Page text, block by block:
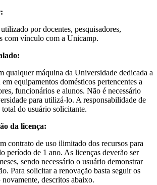
por docentes, pesquisadores,
com vínculo com a Unicamp.
qualquer máquina da Universidade dedicada a
equipamentos domésticos pertencentes a
funcionários e alunos. Não é necessário
para utilizá-lo. A responsabilidade de
do usuário solicitante.
da licença:
contrato de uso ilimitado dos recursos para
período de 1 ano. As licenças deverão ser
sendo necessário o usuário demonstrar
Para solicitar a renovação basta seguir os
novamente, descritos abaixo.